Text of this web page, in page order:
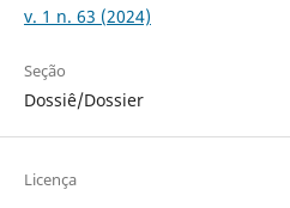
v. 1 n. 63 (2024)
Seção
Dossiê/Dossier
Licença